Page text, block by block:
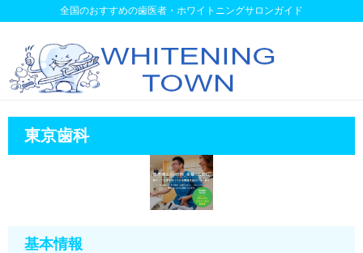
全国のおすすめの歯医者・ホワイトニングサロンガイド
東京歯科
基本情報